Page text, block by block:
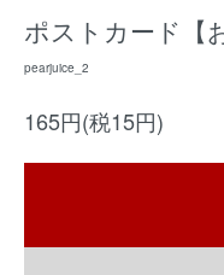
ポストカード【
pearjuice_2
165円(税15円)